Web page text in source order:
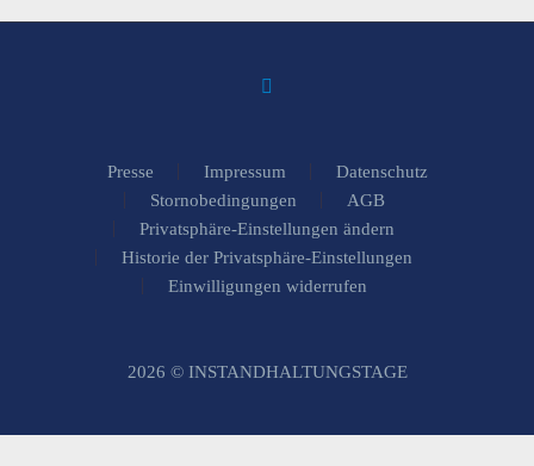
Presse Impressum
Datenschutz
Stornobedingungen
AGB
Privatsphäre-Einstellungen ändern
Historie der Privatsphäre-Einstellungen
Einwilligungen widerrufen
2026 © INSTANDHALTUNGSTAGE